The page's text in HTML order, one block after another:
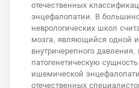
отечественных
энцефалопатии. В
неврологических школ
мозга, являющийся одной
внутричерепного давления,
патогенетическую
ишемической
отечественных